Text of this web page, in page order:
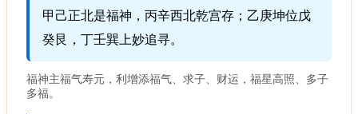
甲己正北是福神，丙辛西北乾宫存；乙庚坤位戊
癸艮，丁壬巽上妙追寻。
福神主福气寿元，利增添福气、求子、财运，福星高照、多子
多福。